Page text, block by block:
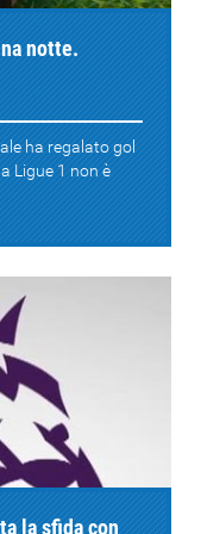
notte.
ha regalato gol
Ligue 1 non è
la sfida con